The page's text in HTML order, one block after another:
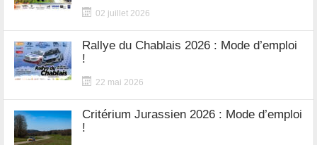
02 juillet 2026
Rallye du Chablais 2026 : Mode d’emploi
!
22 mai 2026
Critérium Jurassien 2026 : Mode d’emploi
!